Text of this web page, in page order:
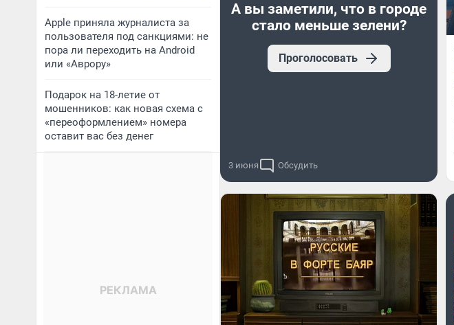
Apple приняла журналиста за
пользователя под санкциями: не
пора ли переходить на Android
или «Аврору»
Подарок на 18-летие от
мошенников: как новая схема с
«переоформлением» номера
оставит вас без денег
А вы заметили, что в городе
стало меньше зелени?
Проголосовать
3 июня Обсудить